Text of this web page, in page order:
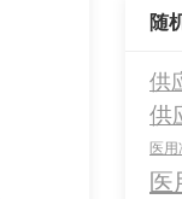
随
供
供
医用
医